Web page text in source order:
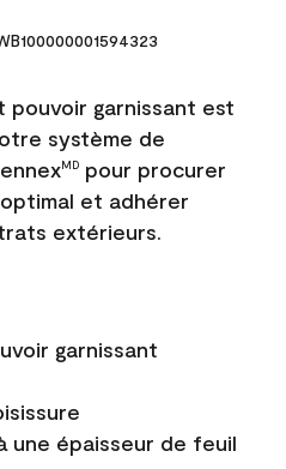
garnissant est
système de
MD pour procurer
et adhérer
extérieurs.
garnissant
une épaisseur de feuil